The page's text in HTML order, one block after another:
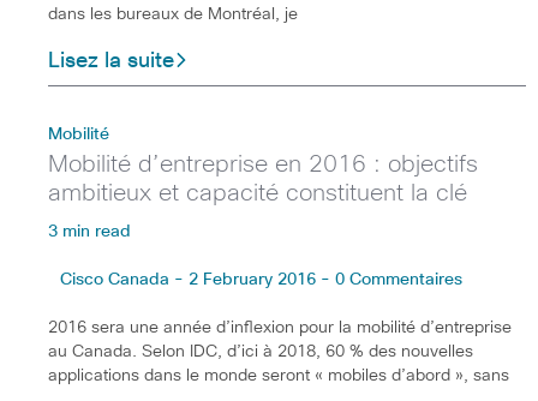
dans les bureaux de Montréal, je
Lisez la suite
Mobilité
Mobilité d’entreprise en 2016 : objectifs
ambitieux et capacité constituent la clé
3 min read
Cisco Canada - 2 February 2016 - 0 Commentaires
2016 sera une année d’inflexion pour la mobilité d’entreprise
au Canada. Selon IDC, d’ici à 2018, 60 % des nouvelles
applications dans le monde seront « mobiles d’abord », sans